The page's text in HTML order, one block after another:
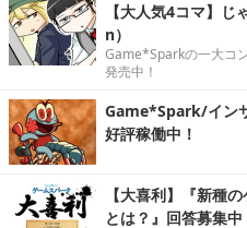
【大人気4コマ】
n）
Game*Sparkの一大コ
発売中！
Game*Spark/イン
好評稼働中！
【大喜利】『新種
とは？』回答募集中